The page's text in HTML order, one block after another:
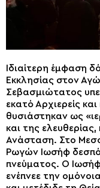
Ιδιαίτερη έμφαση
Εκκλησίας στον
Σεβασμιώτατος
εκατό Αρχιερείς
θυσιάστηκαν ως
και της
Ανάσταση. Στο
Ρωγών Ιωσήφ
πνεύματος. Ο
ενέπνεε την